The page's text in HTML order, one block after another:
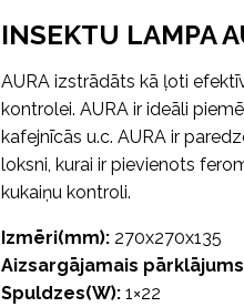
INSEKTU LAMPA
AURA izstrādāts kā ļoti
kontrolei. AURA ir ideāli
kafejnīcās u.c. AURA ir
loksni, kurai ir pievienots
kukaiņu kontroli.
Izmēri(mm): 270x270x135
Aizsargājamais
Spuldzes(W): 1×22